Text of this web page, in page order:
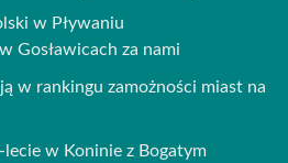
w Pływaniu
Gosławicach za nami
w rankingu zamożności miast na
w Koninie z Bogatym